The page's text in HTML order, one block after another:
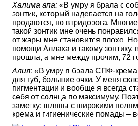
Халима апа: «В умру я брала с
зонтик, который надевается на
продаются, но втридорога.
такой зонтик мне очень
от жары мне становится плохо. Но
помощи Аллаха и такому зонтику,
прошла, а мне между прочим, 72
Алия: «В умру я брала СПФ-
для губ, большие очки. У меня
пигментации и вообще я всегда
себя от солнца по максимуму.
заметку: шляпы с широкими
крема и гигиенические помады –